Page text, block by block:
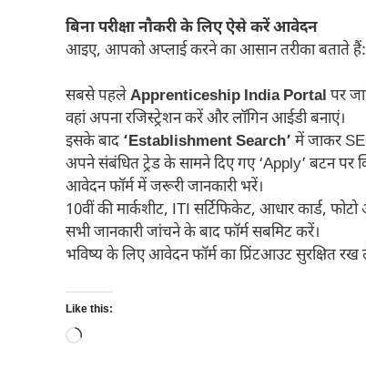
बिना परीक्षा नौकरी के लिए ऐसे करें आवेदन
आइए, आपको अप्लाई करने का आसान तरीका बताते हैं:
सबसे पहलेApprenticeship India Portal पर
वहां अपना रजिस्ट्रेशन करें और लॉगिन आईडी बनाएं।
इसके बाद ‘Establishment Search’ में जाकर
अपने संबंधित ट्रेड के सामने दिए गए ‘Apply’ बटन पर
आवेदन फॉर्म में जरूरी जानकारी भरें।
10वीं की मार्कशीट, ITI सर्टिफिकेट, आधार कार्ड,
सभी जानकारी जांचने के बाद फॉर्म सबमिट करें।
भविष्य के लिए आवेदन फॉर्म का प्रिंटआउट सुरक्षित रख
Like this:
Loading…